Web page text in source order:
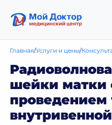
Главная Услуги и цены
шейки матки
проведением